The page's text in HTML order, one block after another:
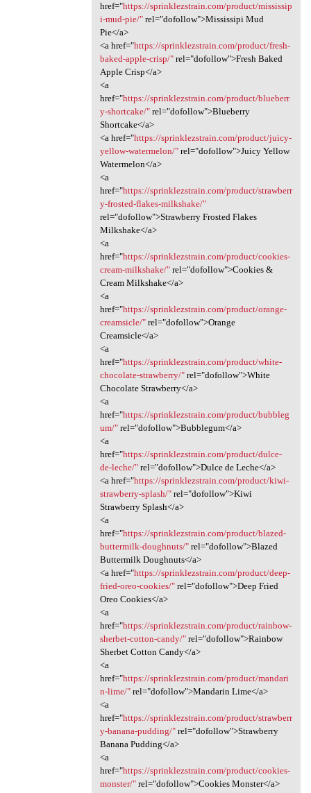
href="https://sprinklezstrain.com/product/mississip
i-mud-pie/"rel="dofollow">Mississipi Mud
Pie</a>
<a href="https://sprinklezstrain.com/product/fresh-
baked-apple-crisp/"rel="dofollow">Fresh Baked
Apple Crisp</a>
<a
href="https://sprinklezstrain.com/product/blueberr
y-shortcake/"rel="dofollow">Blueberry
Shortcake</a>
<a href="https://sprinklezstrain.com/product/juicy-
yellow-watermelon/"rel="dofollow">Juicy Yellow
Watermelon</a>
<a
href="https://sprinklezstrain.com/product/strawberr
y-frosted-flakes-milkshake/"
rel="dofollow">Strawberry Frosted Flakes
Milkshake</a>
<a
href="https://sprinklezstrain.com/product/cookies-
cream-milkshake/"rel="dofollow">Cookies &
Cream Milkshake</a>
<a
href="https://sprinklezstrain.com/product/orange-
creamsicle/"rel="dofollow">Orange
Creamsicle</a>
<a
href="https://sprinklezstrain.com/product/white-
chocolate-strawberry/"rel="dofollow">White
Chocolate Strawberry</a>
<a
href="https://sprinklezstrain.com/product/bubbleg
um/"rel="dofollow">Bubblegum</a>
<a
href="https://sprinklezstrain.com/product/dulce-
de-leche/"rel="dofollow">Dulce de Leche</a>
<a href="https://sprinklezstrain.com/product/kiwi-
strawberry-splash/"rel="dofollow">Kiwi
Strawberry Splash</a>
<a
href="https://sprinklezstrain.com/product/blazed-
buttermilk-doughnuts/"rel="dofollow">Blazed
Buttermilk Doughnuts</a>
<a href="https://sprinklezstrain.com/product/deep-
fried-oreo-cookies/"rel="dofollow">Deep Fried
Oreo Cookies</a>
<a
href="https://sprinklezstrain.com/product/rainbow-
sherbet-cotton-candy/"rel="dofollow">Rainbow
Sherbet Cotton Candy</a>
<a
href="https://sprinklezstrain.com/product/mandari
n-lime/"rel="dofollow">Mandarin Lime</a>
<a
href="https://sprinklezstrain.com/product/strawberr
y-banana-pudding/"rel="dofollow">Strawberry
Banana Pudding</a>
<a
href="https://sprinklezstrain.com/product/cookies-
monster/"rel="dofollow">Cookies Monster</a>